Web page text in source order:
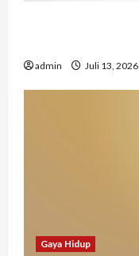
admin Juli 13, 2026
Gaya Hidup